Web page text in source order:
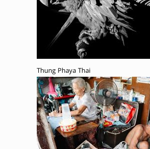
Thung Phaya Thai